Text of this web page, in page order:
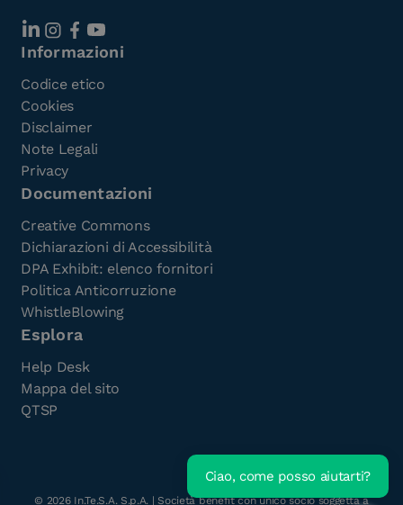
Informazioni
Codice etico
Cookies
Disclaimer
Note Legali
Privacy
Documentazioni
Creative Commons
Dichiarazioni di Accessibilità
DPA Exhibit: elenco fornitori
Politica Anticorruzione
WhistleBlowing
Esplora
Help Desk
Mappa del sito
QTSP
© 2026In.Te.S.A. S.p.A. | Società benefit con unico socio soggetta a
Ciao, come posso aiutarti?